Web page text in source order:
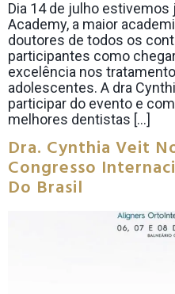
Dia 14 de julho
Academy, a maior
doutores de todos os
participantes como
excelência nos
adolescentes. A dra
participar do evento e
melhores dentistas […]
Dra. Cynthia Veit
Congresso
Do Brasil